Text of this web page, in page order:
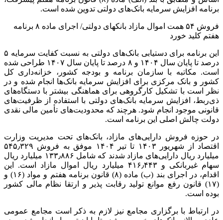
برنامه افزایش سرمایه بانک‌های دولتی تدوین شده است.
فروش ۵۴ همت اموال مازاد بانکهای دولتی/ اجرای ماده ۸ برنامه
هفتم کلید خورد
این برنامه برای دستیابی بانک‌های دولتی به نسبت کفایت سرمایه ۵
درصد تا پایان سال ۱۴۰۴ و ۸ درصد تا پایان سال ۱۴۰۷ طراحی شده
است. مکاتبه با سازمان برنامه و بودجه کشور، خزانه‌داری کل
کشور و بانک مرکزی برای افزایش سرمایه بانک‌ها انجام شده و در
نظر است با تشکیل کارگروهی برای هماهنگی بیشتر با دستگاه‌های
ذی‌ربط، افزایش سرمایه بانک‌های دولتی با استفاده از ظرفیت‌های
قانونی موجود انجام شود. هرچند که محدودیت‌های تأمین مالی نقدی
دولت چالش اصلی این برنامه است.
در حوزه فروش دارایی‌های مازاد، بانک‌های تحت مدیریت وزارت
اقتصاد از شهریور ۱۴۰۳ تا تیر ۱۴۰۴ موفق به فروش ۵۴۵٫۳۲۹
میلیارد ریال دارایی‌های مازاد شدند که شامل ۱۳۳٫۸۸۶ میلیارد ریال
سهام غیربانکی و ۴۱۶٫۴۴۳ میلیارد ریال اموال مازاد است. این
اقدام، در اجرای بند (ب) ماده (۸) قانون برنامه هفتم و مواد (۱۶) و
(۱۷) قانون رفع موانع تولید رقابت‏ پذیر و ارتقا نظام مالی کشور
بوده است.
در ارتباط با برگزاری مجامع نیز لازم به ذکر است مجامع عمومی